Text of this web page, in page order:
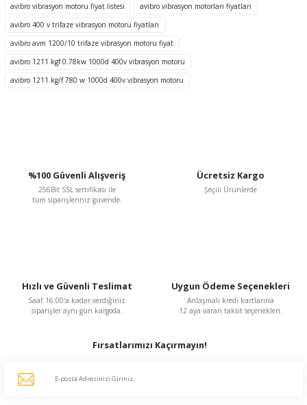
Ürün açıklamasında eksik bilgiler bulunuyor.
Ürün bilgilerinde hatalar bulunuyor.
Ürün fiyatı diğer sitelerden daha pahalı.
Bu ürüne benzer farklı alternatifler olmalı.
avibro vibrasyon motoru fiyat listesi
avibro vibrasyon motorları fiyatları
avibro 400 v trifaze vibrasyon motoru fiyatları
avibro avm 1200/10 trifaze vibrasyon motoru fiyat
avibro 1211 kgf 0.78kw 1000d 400v vibrasyon motoru
avibro 1211 kg/f 780 w 1000d 400v vibrasyon motoru
%100 Güvenli Alışveriş
256Bit SSL sertifikası ile
tüm siparişleriniz güvende.
Ücretsiz Kargo
Şeçili Ürünlerde
Hızlı ve Güvenli Teslimat
Saat 16:00'a kadar verdiğiniz
siparişler aynı gün kargoda.
Uygun Ödeme Seçenekleri
Anlaşmalı kredi kartlarına
12 aya varan taksit seçenekleri.
Fırsatlarımızı Kaçırmayın!